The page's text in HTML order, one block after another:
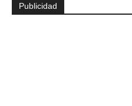
Publicidad